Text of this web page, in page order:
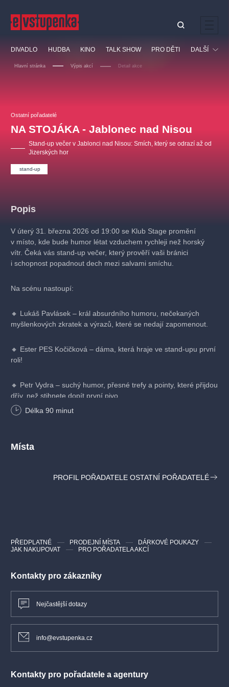
DIVADLO HUDBA KINO TALK SHOW PRO DĚTI DALŠÍ
Vzdělávací
Hlavní stránka Výpis akcí Detail akce
Ostatní pořadatelé
NA STOJÁKA - Jablonec nad Nisou
Stand-up večer v Jablonci nad Nisou: Smích, který se odrazí až od
Jizerských hor
stand-up
Popis
V úterý 31. března 2026 od 19:00 se Klub Stage promění
v místo, kde bude humor létat vzduchem rychleji než horský
vítr. Čeká vás stand-up večer, který prověří vaši bránici
i schopnost popadnout dech mezi salvami smíchu.
Na scénu nastoupí:
🔸 Lukáš Pavlásek – král absurdního humoru, nečekaných
myšlenkových zkratek a výrazů, které se nedají zapomenout.
🔸 Ester PES Kočičková – dáma, která hraje ve stand-upu první
roli!
🔸 Petr Vydra – suchý humor, přesné trefy a pointy, které přijdou
dřív, než stihnete dopít první pivo.
Délka 90 minut
Místa
PROFIL POŘADATELE OSTATNÍ POŘADATELÉ
Kontakty pro zákazníky
Nejčastější dotazy
info@evstupenka.cz
Kontakty pro pořadatele a agentury
PŘEDPLATNÉ PRODEJNÍ MÍSTA
DÁRKOVÉ POUKAZY
JAK NAKUPOVAT
PRO POŘADATELA AKCÍ
Nejnavštěvovanější
doporučujeme